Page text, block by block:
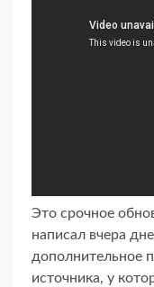
Это срочное
написал вчера
дополнительное
источника, у